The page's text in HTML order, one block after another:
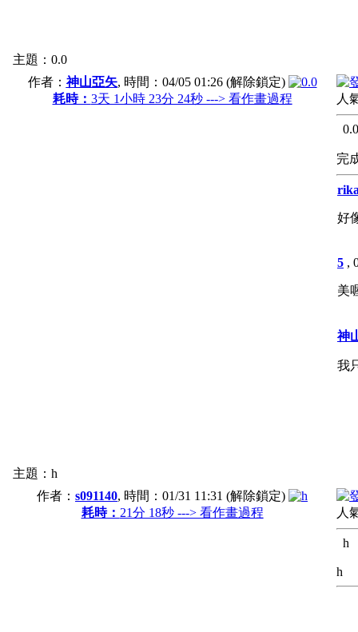
主題：0.0
作者：神山亞矢, 時間： 04/05 01:26(解除鎖定)
耗時： 3天 1小時 23分 24秒 ---> 看作畫過程 人
0.0
完
好
5 ,
美
神
我
主題：h
作者： s091140, 時間： 01/31 11:31 (解除鎖定)
耗時： 21分 18秒 ---> 看作畫過程 人
h
h